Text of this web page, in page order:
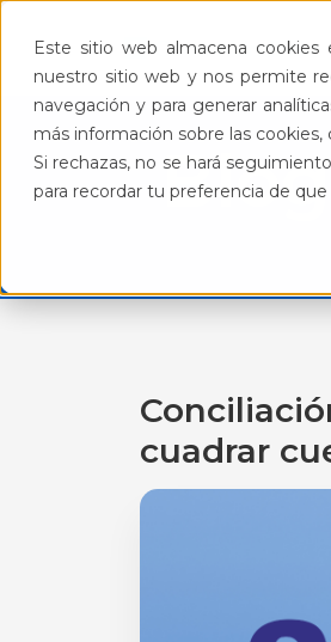
Este sitio web almacena
nuestro sitio web y nos permite
navegación y para generar
más información sobre las
Si rechazas, no se hará
para recordar tu preferencia de
cuadrar